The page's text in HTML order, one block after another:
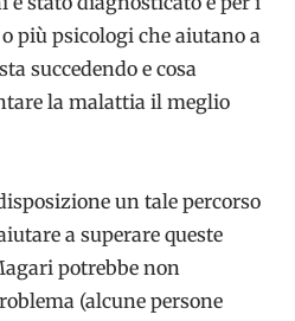
più psicologi che aiutano a
succedendo e cosa
la malattia il meglio
un tale percorso
a superare queste
potrebbe non
(alcune persone